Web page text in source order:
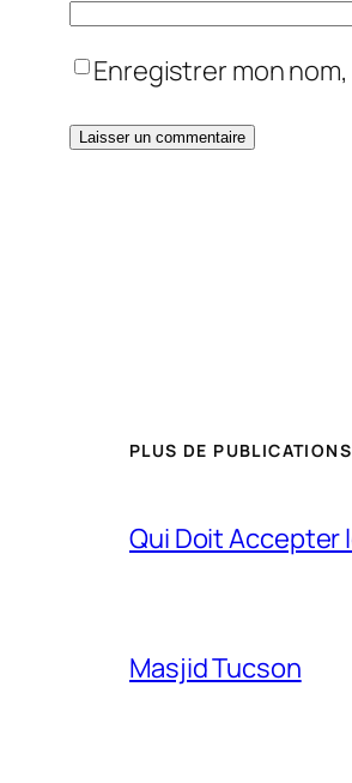
Enregistrer mon
PLUS DE PUBLICATIONS
Qui Doit Accepter
Masjid Tucson